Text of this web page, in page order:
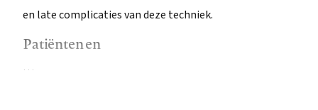
en late complicaties van deze techniek.
Patiënten en
…